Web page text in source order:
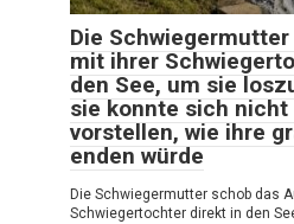
Die
mit ihrer
den See, um sie
sie konnte sich nicht
vorstellen, wie ihre
enden würde
Die Schwiegermutter schob das
Schwiegertochter direkt in den